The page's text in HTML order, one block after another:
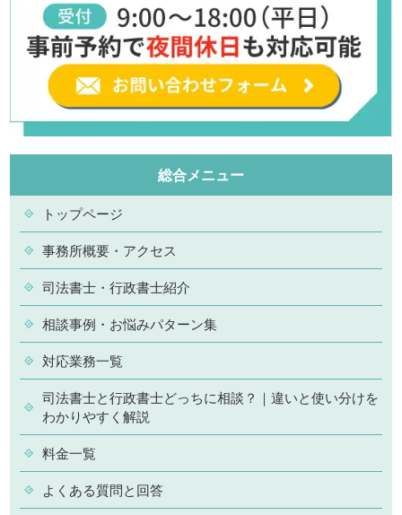
総合メニュー
トップページ
事務所概要・アクセス
司法書士・行政書士紹介
相談事例・お悩みパターン集
対応業務一覧
司法書士と行政書士どっちに相談？｜違いと使い分けを
わかりやすく解説
料金一覧
よくある質問と回答